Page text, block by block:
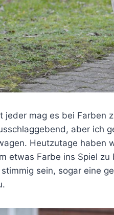
jeder mag es bei Farben
aber ich
Heutzutage haben
etwas Farbe ins Spiel
sein, sogar eine